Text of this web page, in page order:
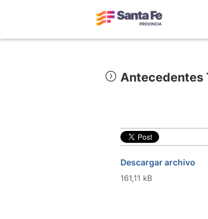
Antecedentes
Descargar archivo
161,11 kB